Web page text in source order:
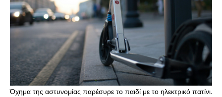
Όχημα της αστυνομίας παρέσυρε το παιδί με το ηλεκτρικό πατίνι.